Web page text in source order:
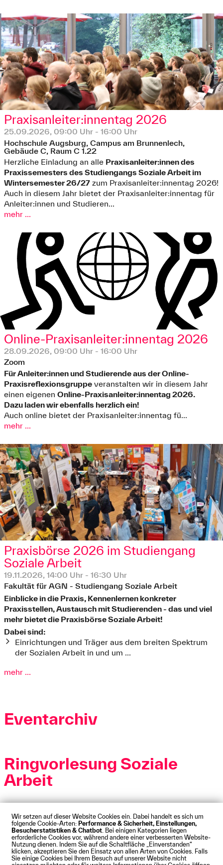
Wir setzen auf dieser Website Cookies ein. Dabei handelt es sich um
folgende Cookie-Arten: Performance & Sicherheit, Einstellungen,
Besucherstatistiken & Chatbot . Bei einigen Kategorien liegen
erforderliche Cookies vor, während andere einer verbesserten Website-
Nutzung dienen. Indem Sie auf die Schaltfläche „Einverstanden“
klicken, akzeptieren Sie den Einsatz von allen Arten von Cookies. Falls
Sie einige Cookies bei Ihrem Besuch auf unserer Website nicht
Praxisanleiter:innentag 2026
25.09.2026, 09:00 Uhr - 16:00 Uhr
Hochschule Augsburg, Campus am Brunnenlech,
Gebäude C, Raum C 1.22
Herzliche Einladung an alle Praxisanleiter:innen des
Praxissemesters des Studiengangs Soziale Arbeit im
Wintersemester 26/27 zum Praxisanleiter:innentag 2026!
Auch in diesem Jahr bietet der Praxisanleiter:innentag für
Anleiter:innen und Studieren...
mehr ...
Online-Praxisanleiter:innentag 2026
28.09.2026, 09:00 Uhr - 16:00 Uhr
Zoom
Für Anleiter:innen und Studierende aus der Online-
Praxisreflexionsgruppe veranstalten wir in diesem Jahr
einen eigenenOnline-Praxisanleiter:innentag 2026.
Dazu laden wir ebenfalls herzlich ein!
Auch online bietet der Praxisanleiter:innentag fü...
mehr ...
Praxisbörse 2026 im Studiengang
Soziale Arbeit
19.11.2026, 14:00 Uhr - 16:30 Uhr
Fakultät für AGN - Studiengang Soziale Arbeit
Einblicke in die Praxis, Kennenlernen konkreter
Praxisstellen, Austausch mit Studierenden - das und viel
mehr bietet die Praxisbörse Soziale Arbeit!
Dabei sind:
Einrichtungen und Träger aus dem breiten Spektrum
der Sozialen Arbeit in und um ...
mehr ...
Eventarchiv
Ringvorlesung Soziale
Arbeit
Impressum Datenschutz Cookies
Barrierefreiheit
Kontakt Presse Anfahrt Intranet Webmail
© Technische Hochschule Augsburg